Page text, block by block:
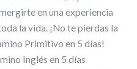
en una experiencia
la vida. ¡No te pierdas la
Primitivo en 5 días!
Inglés en 5 días